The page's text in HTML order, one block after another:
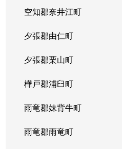
空知郡奈井江町
夕張郡由仁町
夕張郡栗山町
樺戸郡浦臼町
雨竜郡妹背牛町
雨竜郡雨竜町